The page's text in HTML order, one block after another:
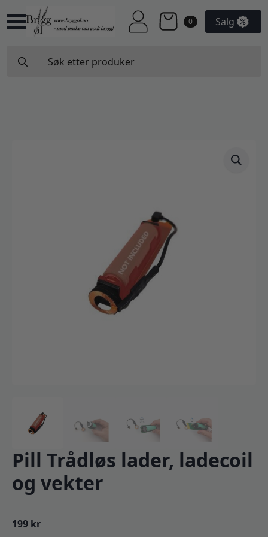
0 Salg
for:
Pill Trådløs lader, ladecoil
og vekter
199 kr